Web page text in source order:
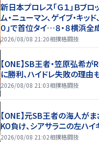
新日本プロレス「Ｇ１」Ｂブ
ム・ニューマン、ゲイブ・キッ
０」で首位タイ…８・８横浜全
2026/08/08 21:20相撲格闘技
【ONE】SB王者・笠原弘希
に勝利、ハイドレ失敗の理由
2026/08/08 21:03相撲格闘技
【ONE】元SB王者の海人が
KO負け、シアサラニの左ハ
2026/08/08 21:02相撲格闘技